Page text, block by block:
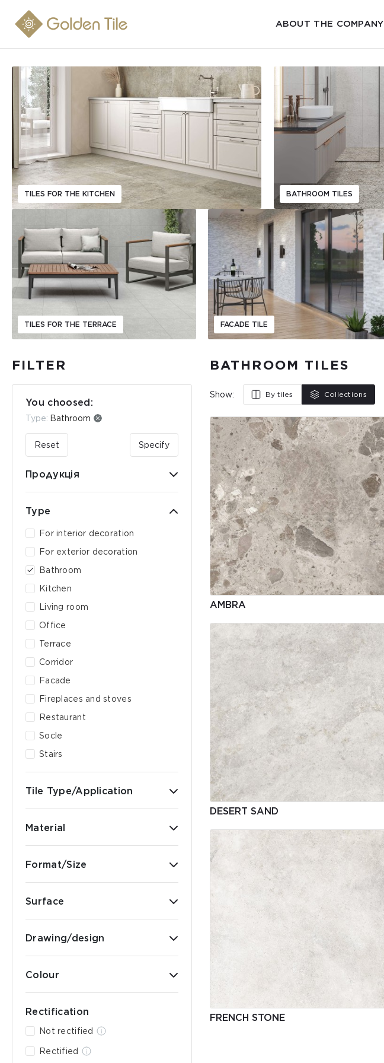
ABOUT THE COMPANY
TILES FOR THE KITCHEN BATHROOM TILES
TILES FOR THE TERRACE FACADE TILE
FILTER
You choosed:
Type: Bathroom
Reset Specify
Продукція
Type
For interior decoration
For exterior decoration
Bathroom
Kitchen
Living room
Office
Terrace
Corridor
Facade
Fireplaces and stoves
Restaurant
Socle
Stairs
Tile Type/Application
Material
Format/Size
Surface
Drawing/design
Colour
Rectification
Not rectified
Rectified
BATHROOM TILES
Show: By tiles Collections
AMBRA
DESERT SAND
FRENCH STONE